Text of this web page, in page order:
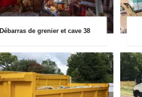
Débarras de grenier et cave 38